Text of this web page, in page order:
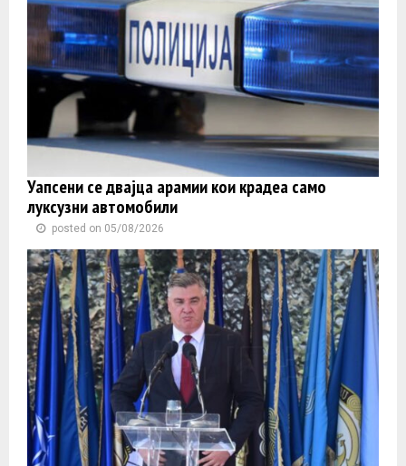
Уапсени се двајца арамии кои крадеа само
луксузни автомобили
posted on 05/08/2026